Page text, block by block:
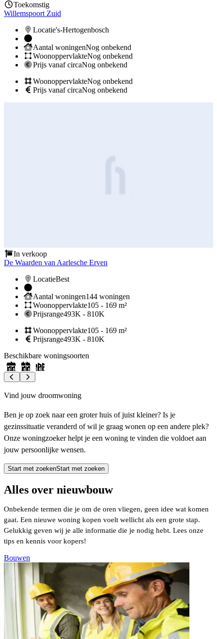
Toekomstig
Willemspoort Zuid
Locatie's-Hertogenbosch
Aantal woningenNog onbekend
WoonoppervlakteNog onbekend
Prijs vanaf circaNog onbekend
WoonoppervlakteNog onbekend
Prijs vanaf circaNog onbekend
In verkoop
De Waarden van Aarlesche Erven
LocatieBest
Aantal woningen144 woningen
Woonoppervlakte105 - 169 m²
Prijsrange493K - 810K
Woonoppervlakte105 - 169 m²
Prijsrange493K - 810K
Beschikbare woningsoorten
Vind jouw droomwoning
Ben je op zoek naar een groter huis of juist kleiner? Is je
gezinssituatie veranderd of wil je graag wonen op een andere plek?
Onze woningzoeker helpt je een woning te vinden die voldoet aan
jouw persoonlijke wensen.
Start met zoekenStart met zoeken
Alles over nieuwbouw
Onbekende termen die je om de oren vliegen, geen idee wat komen
gaat. Een nieuwe woning kopen voelt wellicht als een grote stap.
Gelukkig geven wij je alle informatie die je nodig hebt. Lees onze
tips en kennis voor kopers!
Bouwen